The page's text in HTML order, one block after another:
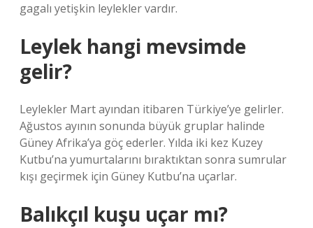
gagalı yetişkin leylekler vardır.
Leylek hangi mevsimde
gelir?
Leylekler Mart ayından itibaren Türkiye’ye gelirler.
Ağustos ayının sonunda büyük gruplar halinde
Güney Afrika’ya göç ederler. Yılda iki kez Kuzey
Kutbu’na yumurtalarını bıraktıktan sonra sumrular
kışı geçirmek için Güney Kutbu’na uçarlar.
Balıkçıl kuşu uçar mı?